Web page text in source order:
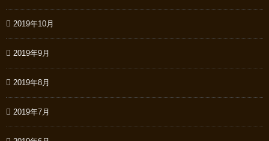
2019年10月
2019年9月
2019年8月
2019年7月